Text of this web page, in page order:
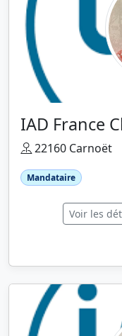
IAD France
22160 Carnoët
Mandataire
Voir les